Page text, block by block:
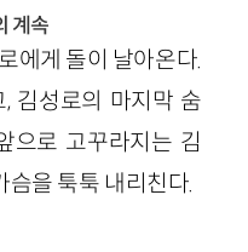
계속
에게 돌이 날아온다.
김성로의 마지막 숨
으로 고꾸라지는 김
슴을 툭툭 내리친다.